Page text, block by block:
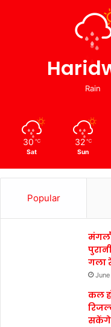
Rain
30 ℃
Sat
32 ℃
Sun
Popular
गला
कल
सकेंगे